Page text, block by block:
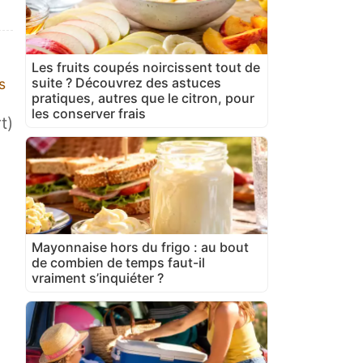
Les fruits coupés noircissent tout de
suite ? Découvrez des astuces
pratiques, autres que le citron, pour
les conserver frais
Mayonnaise hors du frigo : au bout
de combien de temps faut-il
vraiment s’inquiéter ?